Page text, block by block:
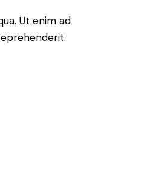
Ut enim ad